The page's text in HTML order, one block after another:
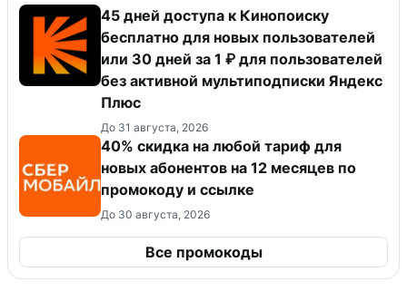
45 дней доступа к Кинопоиску
бесплатно для новых пользователей
или 30 дней за 1 ₽ для пользователей
без активной мультиподписки Яндекс
Плюс
До 31 августа, 2026
40% скидка на любой тариф для
новых абонентов на 12 месяцев по
промокоду и ссылке
До 30 августа, 2026
Все промокоды